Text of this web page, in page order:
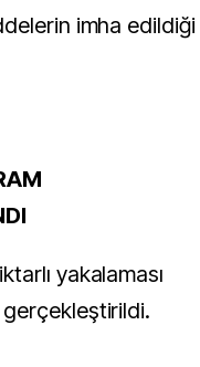
imha edildiği
yakalaması
gerçekleştirildi.